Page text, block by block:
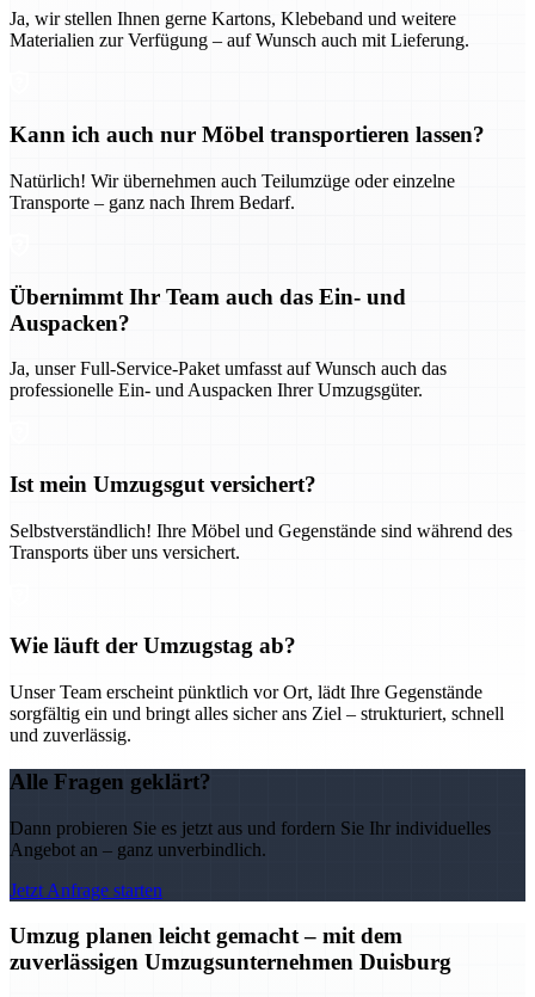
Ja, wir stellen Ihnen gerne Kartons, Klebeband und weitere
Materialien zur Verfügung – auf Wunsch auch mit Lieferung.
Kann ich auch nur Möbel transportieren lassen?
Natürlich! Wir übernehmen auch Teilumzüge oder einzelne
Transporte – ganz nach Ihrem Bedarf.
Übernimmt Ihr Team auch das Ein- und
Auspacken?
Ja, unser Full-Service-Paket umfasst auf Wunsch auch das
professionelle Ein- und Auspacken Ihrer Umzugsgüter.
Ist mein Umzugsgut versichert?
Selbstverständlich! Ihre Möbel und Gegenstände sind während des
Transports über uns versichert.
Wie läuft der Umzugstag ab?
Unser Team erscheint pünktlich vor Ort, lädt Ihre Gegenstände
sorgfältig ein und bringt alles sicher ans Ziel – strukturiert, schnell
und zuverlässig.
Alle Fragen geklärt?
Dann probieren Sie es jetzt aus und fordern Sie Ihr individuelles
Angebot an – ganz unverbindlich.
Jetzt Anfrage starten
Umzug planen leicht gemacht – mit dem
zuverlässigen Umzugsunternehmen Duisburg